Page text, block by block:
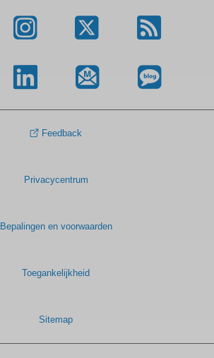
Feedback
Privacycentrum
Bepalingen en voorwaarden
Toegankelijkheid
Sitemap